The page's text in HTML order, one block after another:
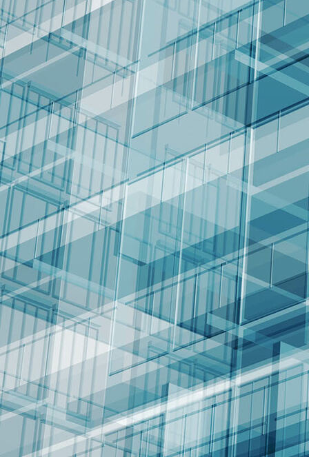
exklusives-rollstuhltaxi-business-van-berlin